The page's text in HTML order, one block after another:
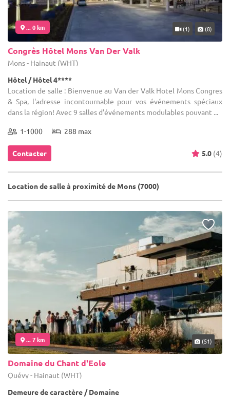
... 0 km (1) (8)
Congrès Hôtel Mons Van Der Valk
Mons - Hainaut (WHT)
Hôtel / Hôtel 4****
Location de salle : Bienvenue au Van der Valk Hotel Mons Congres
& Spa, l'adresse incontournable pour vos événements spéciaux
dans la région! Avec 9 salles d'événements modulables pouvant ...
1-1000 288 max
Contacter 5.0 (4)
Location de salle à proximité de Mons (7000)
... 7 km (51)
Domaine du Chant d'Eole
Quévy - Hainaut (WHT)
Demeure de caractère / Domaine